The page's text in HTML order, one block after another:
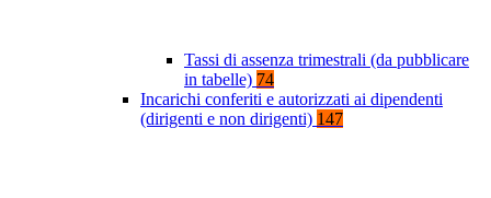
Tassi di assenza trimestrali (da pubblicare
in tabelle) 74
Incarichi conferiti e autorizzati ai dipendenti
(dirigenti e non dirigenti) 147